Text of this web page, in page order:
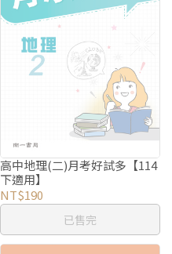
高中地理(二)月考好試多【114
下適用】
NT$190
已售完